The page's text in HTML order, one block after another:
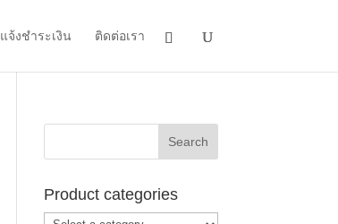
แจ้งชำระเงิน ติดต่อเรา
Product categories